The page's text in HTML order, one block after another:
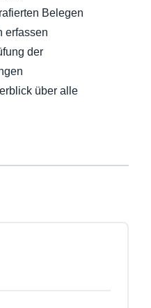
Belegen
erfassen
der
über alle